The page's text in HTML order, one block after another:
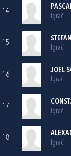
14
Igrač
15
Igrač
16
JOEL
Igrač
17
Igrač
18
Igrač